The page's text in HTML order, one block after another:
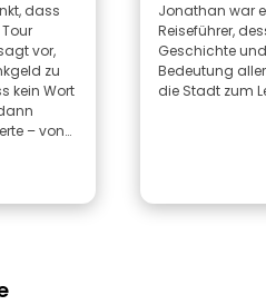
dass
vor,
zu
kein Wort
– von
Fall!
auf
Jonathan war
Reiseführer,
Geschichte
Bedeutung
die Stadt zum